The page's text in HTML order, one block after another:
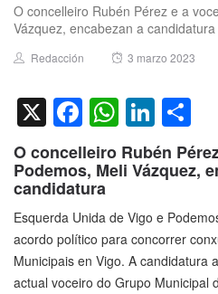
O concelleiro Rubén Pérez e a
Vázquez, encabezan a candidatura
Author
Redacción
Posted
3 marzo 2023
X Facebook
O concelleiro Rubén
Podemos, Meli Vázquez,
candidatura
Esquerda Unida de Vigo e
acordo político para concorrer
Municipais en Vigo. A candidatura
actual voceiro do Grupo Municipal